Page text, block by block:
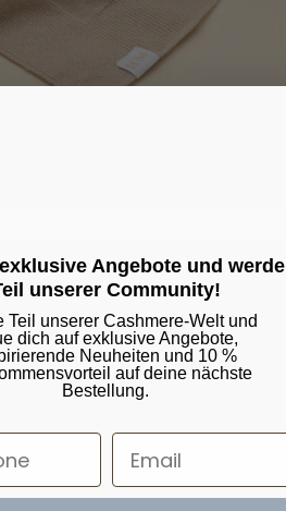
Angebote und werde
unserer Community!
Teil unserer Cashmere-Welt und
dich auf exklusive Angebote,
Neuheiten und 10 %
auf deine nächste
Bestellung.